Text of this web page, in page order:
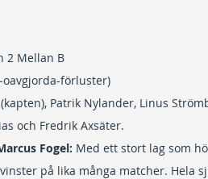
2 Mellan B
oavgjorda-förluster)
Patrik Nylander, Linus
och Fredrik Axsäter.
Fogel: Med ett stort lag som
på lika många matcher. Hela